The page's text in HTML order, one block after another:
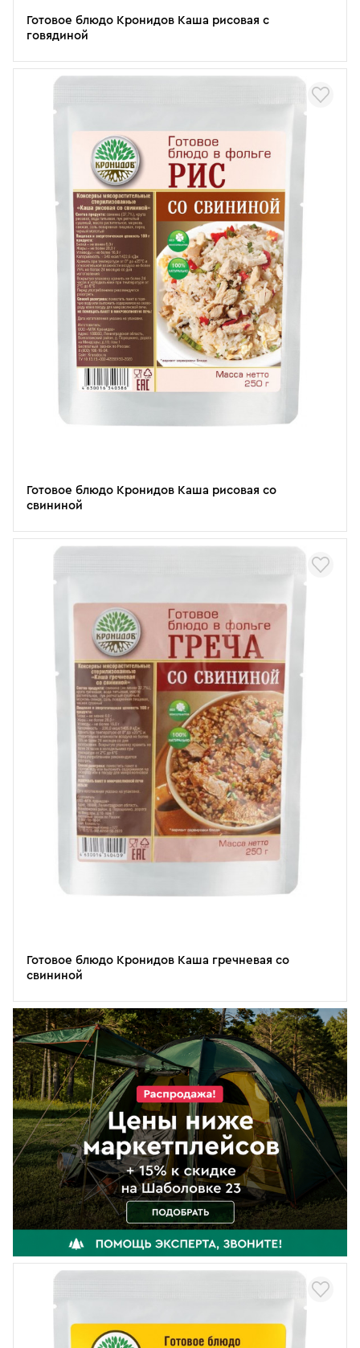
Готовое блюдо Кронидов Каша рисовая с
говядиной
Готовое блюдо Кронидов Каша рисовая со
свининой
Готовое блюдо Кронидов Каша гречневая со
свининой